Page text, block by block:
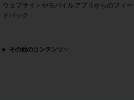
ウェブサイトやモバイルアプリからのフィー
ドバック
その他のコンテンツ